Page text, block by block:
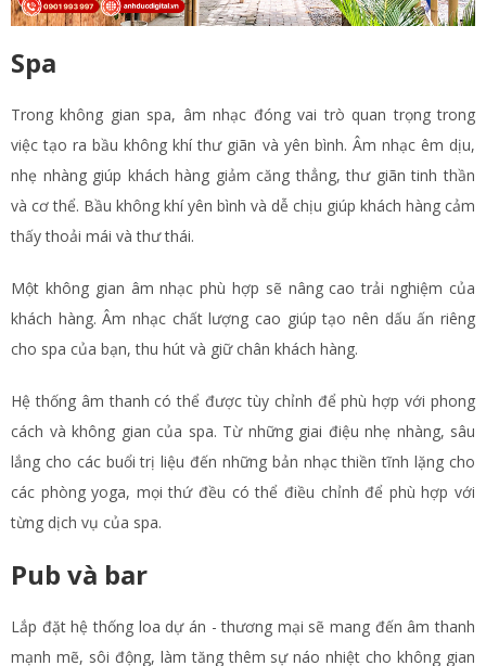
Spa
Trong không gian spa, âm nhạc đóng vai trò quan trọng trong
việc tạo ra bầu không khí thư giãn và yên bình. Âm nhạc êm dịu,
nhẹ nhàng giúp khách hàng giảm căng thẳng, thư giãn tinh thần
và cơ thể. Bầu không khí yên bình và dễ chịu giúp khách hàng cảm
thấy thoải mái và thư thái.
Một không gian âm nhạc phù hợp sẽ nâng cao trải nghiệm của
khách hàng. Âm nhạc chất lượng cao giúp tạo nên dấu ấn riêng
cho spa của bạn, thu hút và giữ chân khách hàng.
Hệ thống âm thanh có thể được tùy chỉnh để phù hợp với phong
cách và không gian của spa. Từ những giai điệu nhẹ nhàng, sâu
lắng cho các buổi trị liệu đến những bản nhạc thiền tĩnh lặng cho
các phòng yoga, mọi thứ đều có thể điều chỉnh để phù hợp với
từng dịch vụ của spa.
Pub và bar
Lắp đặt hệ thống loa dự án - thương mại sẽ mang đến âm thanh
mạnh mẽ, sôi động, làm tăng thêm sự náo nhiệt cho không gian